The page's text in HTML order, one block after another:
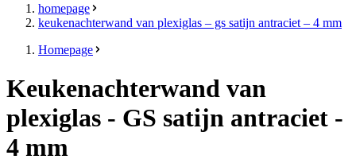
homepage
keukenachterwand van plexiglas – gs satijn antraciet – 4 mm
Homepage
Keukenachterwand van
plexiglas - GS satijn antraciet -
4 mm